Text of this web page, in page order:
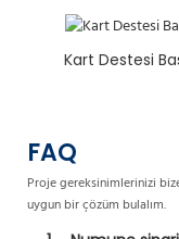
Kart Destesi
FAQ
Proje gereksinimlerinizi
uygun bir çözüm bulalım.